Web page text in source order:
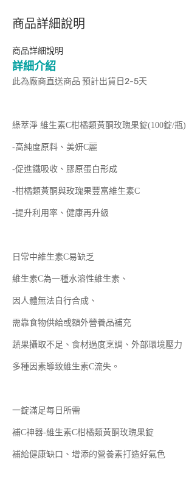
商品詳細說明
商品詳細說明
詳細介紹
此為廠商直送商品 預計出貨日2-5天
綠萃淨 維生素C柑橘類黃酮玫瑰果錠(100錠/瓶)
-高純度原料、美妍C麗
-促進鐵吸收、膠原蛋白形成
-柑橘類黃酮與玫瑰果豐富維生素C
-提升利用率、健康再升級
日常中維生素C易缺乏
維生素C為一種水溶性維生素、
因人體無法自行合成、
需靠食物供給或額外營養品補充
蔬果攝取不足、食材過度烹調、外部環境壓力
多種因素導致維生素C流失。
一錠滿足每日所需
補C神器-維生素C柑橘類黃酮玫瑰果錠
補給健康缺口、增添的營養素打造好氣色